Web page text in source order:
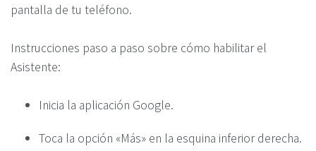
pantalla de tu teléfono.
Instrucciones paso a paso sobre cómo habilitar el
Asistente:
Inicia la aplicación Google.
Toca la opción «Más» en la esquina inferior derecha.